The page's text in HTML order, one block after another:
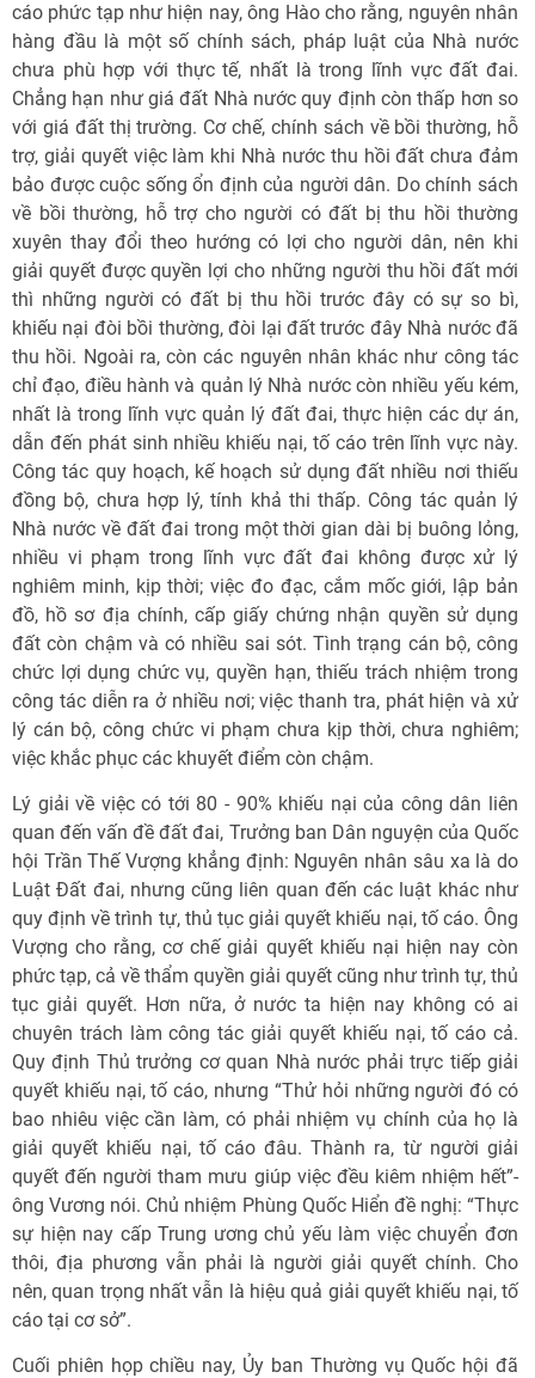
cáo phức tạp như hiện nay, ông Hào cho rằng, nguyên nhân
hàng đầu là một số chính sách, pháp luật của Nhà nước
chưa phù hợp với thực tế, nhất là trong lĩnh vực đất đai.
Chẳng hạn như giá đất Nhà nước quy định còn thấp hơn so
với giá đất thị trường. Cơ chế, chính sách về bồi thường, hỗ
trợ, giải quyết việc làm khi Nhà nước thu hồi đất chưa đảm
bảo được cuộc sống ổn định của người dân. Do chính sách
về bồi thường, hỗ trợ cho người có đất bị thu hồi thường
xuyên thay đổi theo hướng có lợi cho người dân, nên khi
giải quyết được quyền lợi cho những người thu hồi đất mới
thì những người có đất bị thu hồi trước đây có sự so bì,
khiếu nại đòi bồi thường, đòi lại đất trước đây Nhà nước đã
thu hồi. Ngoài ra, còn các nguyên nhân khác như công tác
chỉ đạo, điều hành và quản lý Nhà nước còn nhiều yếu kém,
nhất là trong lĩnh vực quản lý đất đai, thực hiện các dự án,
dẫn đến phát sinh nhiều khiếu nại, tố cáo trên lĩnh vực này.
Công tác quy hoạch, kế hoạch sử dụng đất nhiều nơi thiếu
đồng bộ, chưa hợp lý, tính khả thi thấp. Công tác quản lý
Nhà nước về đất đai trong một thời gian dài bị buông lỏng,
nhiều vi phạm trong lĩnh vực đất đai không được xử lý
nghiêm minh, kịp thời; việc đo đạc, cắm mốc giới, lập bản
đồ, hồ sơ địa chính, cấp giấy chứng nhận quyền sử dụng
đất còn chậm và có nhiều sai sót. Tình trạng cán bộ, công
chức lợi dụng chức vụ, quyền hạn, thiếu trách nhiệm trong
công tác diễn ra ở nhiều nơi; việc thanh tra, phát hiện và xử
lý cán bộ, công chức vi phạm chưa kịp thời, chưa nghiêm;
việc khắc phục các khuyết điểm còn chậm.
Lý giải về việc có tới 80 - 90% khiếu nại của công dân liên
quan đến vấn đề đất đai, Trưởng ban Dân nguyện của Quốc
hội Trần Thế Vượng khẳng định: Nguyên nhân sâu xa là do
Luật Đất đai, nhưng cũng liên quan đến các luật khác như
quy định về trình tự, thủ tục giải quyết khiếu nại, tố cáo. Ông
Vượng cho rằng, cơ chế giải quyết khiếu nại hiện nay còn
phức tạp, cả về thẩm quyền giải quyết cũng như trình tự, thủ
tục giải quyết. Hơn nữa, ở nước ta hiện nay không có ai
chuyên trách làm công tác giải quyết khiếu nại, tố cáo cả.
Quy định Thủ trưởng cơ quan Nhà nước phải trực tiếp giải
quyết khiếu nại, tố cáo, nhưng “Thử hỏi những người đó có
bao nhiêu việc cần làm, có phải nhiệm vụ chính của họ là
giải quyết khiếu nại, tố cáo đâu. Thành ra, từ người giải
quyết đến người tham mưu giúp việc đều kiêm nhiệm hết”-
ông Vương nói. Chủ nhiệm Phùng Quốc Hiển đề nghị: “Thực
sự hiện nay cấp Trung ương chủ yếu làm việc chuyển đơn
thôi, địa phương vẫn phải là người giải quyết chính. Cho
nên, quan trọng nhất vẫn là hiệu quả giải quyết khiếu nại, tố
cáo tại cơ sở”.
Cuối phiên họp chiều nay, Ủy ban Thường vụ Quốc hội đã